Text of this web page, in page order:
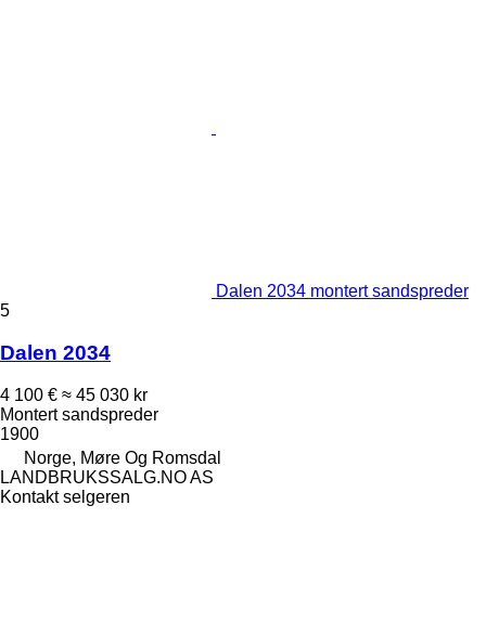
Dalen 2034 montert sandspreder
5
Dalen 2034
4 100 € ≈ 45 030 kr
Montert sandspreder
1900
Norge, Møre Og Romsdal
LANDBRUKSSALG.NO AS
Kontakt selgeren